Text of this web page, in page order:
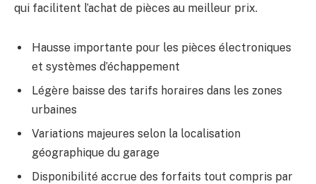
qui facilitent l’achat de pièces au meilleur prix.
Hausse importante pour les pièces électroniques
et systèmes d’échappement
Légère baisse des tarifs horaires dans les zones
urbaines
Variations majeures selon la localisation
géographique du garage
Disponibilité accrue des forfaits tout compris par